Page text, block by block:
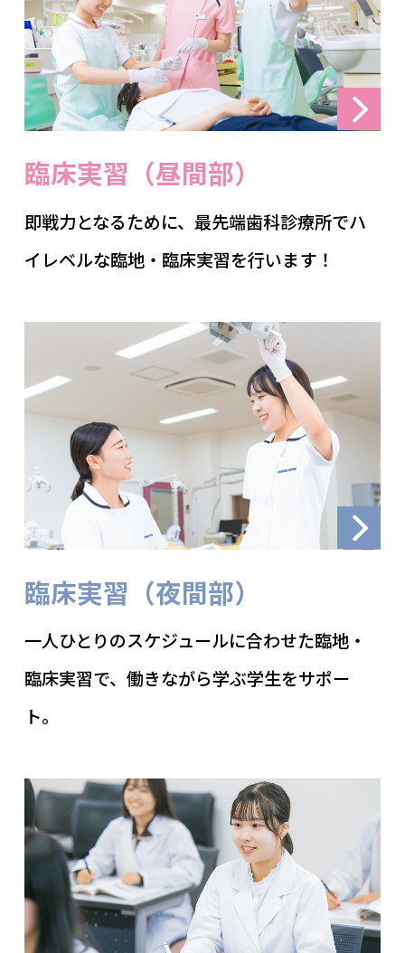
臨床実習（昼間部）
即戦力となるために、最先端歯科診療所でハ
イレベルな臨地・臨床実習を行います！
臨床実習（夜間部）
一人ひとりのスケジュールに合わせた臨地・
臨床実習で、働きながら学ぶ学生をサポー
ト。